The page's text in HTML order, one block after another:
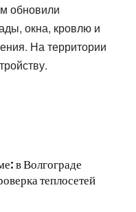
обновили
окна, кровлю и
На территории
в Волгограде
теплосетей